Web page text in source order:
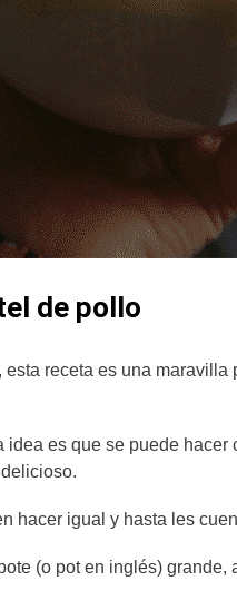
de pollo
receta es una
es que se puede
hacer igual y hasta les
(o pot en inglés)